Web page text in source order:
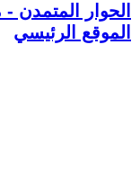
الحوار المتمدن -
الموقع الرئيسي